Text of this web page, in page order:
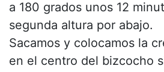
a 180 grados unos 12
segunda altura por abajo.
Sacamos y colocamos la
en el centro del bizcocho